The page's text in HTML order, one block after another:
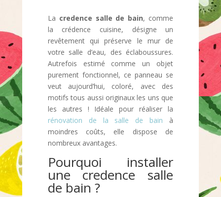
La credence salle de bain, comme
la crédence cuisine, désigne un
revêtement qui préserve le mur de
votre salle d’eau, des éclaboussures.
Autrefois estimé comme un objet
purement fonctionnel, ce panneau se
veut aujourd’hui, coloré, avec des
motifs tous aussi originaux les uns que
les autres ! Idéale pour réaliser la
rénovation de la salle de bain à
moindres coûts, elle dispose de
nombreux avantages.
Pourquoi installer
une credence salle
de bain ?